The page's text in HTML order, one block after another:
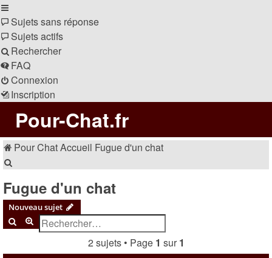
Sujets sans réponse
Sujets actifs
Rechercher
FAQ
Connexion
Inscription
Pour-Chat.fr
Pour ChatAccueil Fugue d'un chat
Fugue d'un chat
Nouveau sujet
RechercherRecherche avancée
2 sujets • Page 1 sur 1